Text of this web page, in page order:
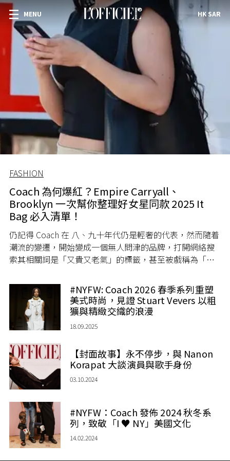
MENU HK SAR
FASHION
Coach 為何爆紅？Empire Carryall、
Brooklyn 一次幫你整理好女星同款 2025 It
Bag 必入清單！
仍記得 Coach 在 八、九十年代仍是輕奢的代表，然而隨着
潮流的變遷，開始變成一個無人問津的品牌，打開網絡搜
索其相關詞是「又貴又老氣」的標籤，甚至被戲稱為「媽
然像開了外掛一樣，成為 Gen Z 一代瘋狂追捧的時尚單
品，每逢新品開賣更引發排隊搶購的熱潮。Coach 甚麼時
候變得這麼時尚又究竟在紅甚麼？
#NYFW: Coach 2026 春季系列重塑
美式時尚，見證 Stuart Vevers 以粗
獷與精緻交織的浪漫
18.09.2025
【封面故事】永不停步，與 Nanon
Korapat 大談演員與歌手身份
03.10.2024
#NYFW：Coach 發佈 2024 秋冬系
列，致敬「I ♥ NY」美國文化
14.02.2024